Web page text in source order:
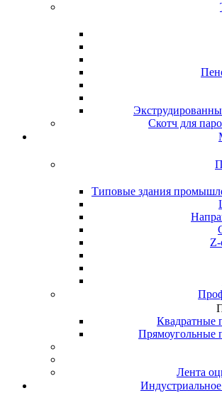
Скотч для
Типовые здания
Квадратные
Прямоугольные
Лента